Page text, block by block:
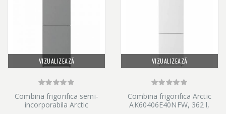
VIZUALIZEAZĂ
Combina frigorifica semi-
incorporabila Arctic
VIZUALIZEAZĂ
Combina frigorifica Arctic
AK60406E40NFW, 362 l,